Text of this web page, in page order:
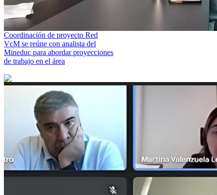
Coordinación de proyecto Red
VcM se reúne con analista del
Mineduc para abordar proyecciones
de trabajo en el área